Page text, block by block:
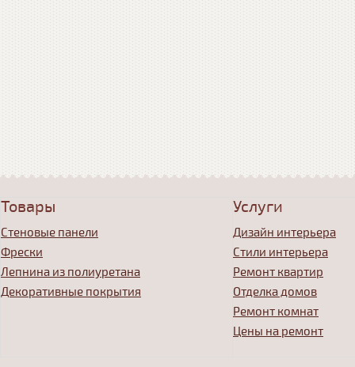
Товары
Стеновые панели
Фрески
Лепнина из полиуретана
Декоративные покрытия
Услуги
Дизайн интерьера
Стили интерьера
Ремонт квартир
Отделка домов
Ремонт комнат
Цены на ремонт